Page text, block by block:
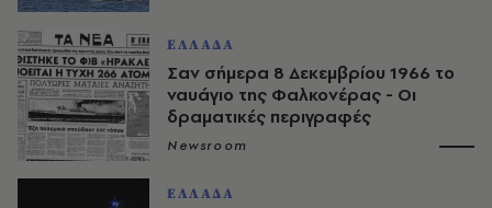
ΕΛΛΑΔΑ
Σαν σήμερα 8 Δεκεμβρίου 1966 το
ναυάγιο της Φαλκονέρας - Οι
δραματικές περιγραφές
Newsroom
ΕΛΛΑΔΑ